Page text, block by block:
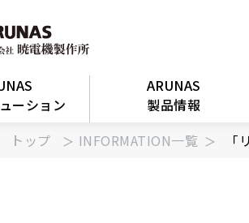
ーション
ARUNAS
製品情報
トップ INFORMATION一覧